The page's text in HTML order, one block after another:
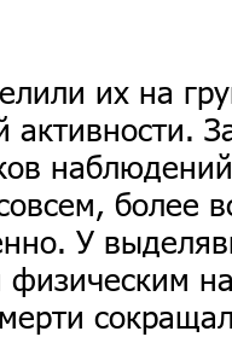
их на
более
У